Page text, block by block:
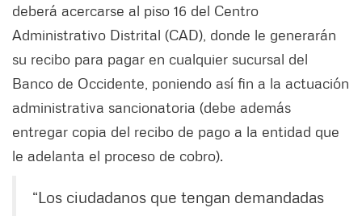
deberá acercarse al piso 16 del Centro
Administrativo Distrital (CAD), donde le generarán
su recibo para pagar en cualquier sucursal del
Banco de Occidente, poniendo así fin a la actuación
administrativa sancionatoria (debe además
entregar copia del recibo de pago a la entidad que
le adelanta el proceso de cobro).
“Los ciudadanos que tengan demandadas